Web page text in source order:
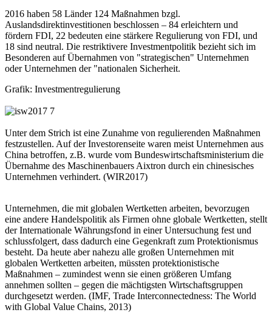
2016 haben 58 Länder 124 Maßnahmen bzgl.
Auslandsdirektinvestitionen beschlossen – 84 erleichtern und
fördern FDI, 22 bedeuten eine stärkere Regulierung von FDI, und
18 sind neutral. Die restriktivere Investmentpolitik bezieht sich im
Besonderen auf Übernahmen von "strategischen" Unternehmen
oder Unternehmen der "nationalen Sicherheit.
Grafik: Investmentregulierung
Unter dem Strich ist eine Zunahme von regulierenden Maßnahmen
festzustellen. Auf der Investorenseite waren meist Unternehmen aus
China betroffen, z.B. wurde vom Bundeswirtschaftsministerium die
Übernahme des Maschinenbauers Aixtron durch ein chinesisches
Unternehmen verhindert. (WIR2017)
Unternehmen, die mit globalen Wertketten arbeiten, bevorzugen
eine andere Handelspolitik als Firmen ohne globale Wertketten, stellt
der Internationale Währungsfond in einer Untersuchung fest und
schlussfolgert, dass dadurch eine Gegenkraft zum Protektionismus
besteht. Da heute aber nahezu alle großen Unternehmen mit
globalen Wertketten arbeiten, müssten protektionistische
Maßnahmen – zumindest wenn sie einen größeren Umfang
annehmen sollten – gegen die mächtigsten Wirtschaftsgruppen
durchgesetzt werden. (IMF, Trade Interconnectedness: The World
with Global Value Chains, 2013)